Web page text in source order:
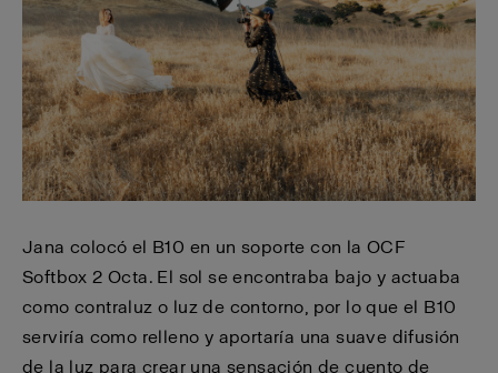
Jana colocó el B10 en un soporte con la OCF
Softbox 2 Octa. El sol se encontraba bajo y actuaba
como contraluz o luz de contorno, por lo que el B10
serviría como relleno y aportaría una suave difusión
de la luz para crear una sensación de cuento de